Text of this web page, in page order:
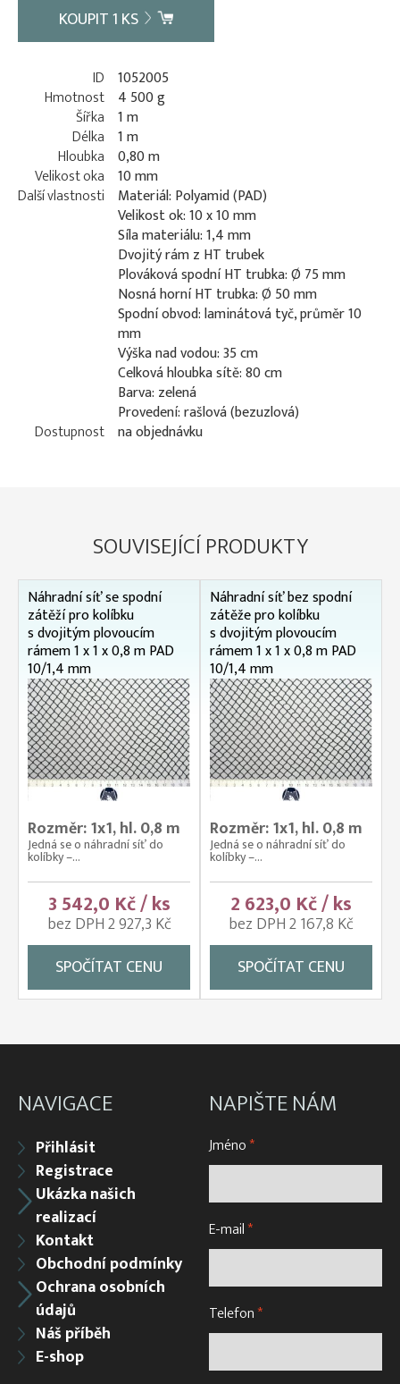
KOUPIT1 KS
ID 1052005
Hmotnost 4 500 g
Šířka 1 m
Délka 1 m
Hloubka 0,80 m
Velikost oka 10 mm
Další vlastnosti
Materiál: Polyamid (PAD)
Velikost ok: 10 x 10 mm
Síla materiálu: 1,4 mm
Dvojitý rám z HT trubek
Plováková spodní HT trubka: Ø 75 mm
Nosná horní HT trubka: Ø 50 mm
Spodní obvod: laminátová tyč, průměr 10
mm
Výška nad vodou: 35 cm
Celková hloubka sítě: 80 cm
Barva: zelená
Provedení: rašlová (bezuzlová)
Dostupnost na objednávku
SOUVISEJÍCÍ PRODUKTY
Náhradní síť se spodní
zátěží pro kolíbku
s dvojitým plovoucím
rámem 1 x 1 x 0,8 m PAD
10/1,4 mm
Rozměr: 1x1, hl. 0,8 m
Jedná se o náhradní síť do
kolíbky –...
3 542,0 Kč / ks
bez DPH 2 927,3 Kč
SPOČÍTAT CENU
Náhradní síť bez spodní
zátěže pro kolíbku
s dvojitým plovoucím
rámem 1 x 1 x 0,8 m PAD
10/1,4 mm
Rozměr: 1x1, hl. 0,8 m
Jedná se o náhradní síť do
kolíbky –...
2 623,0 Kč / ks
bez DPH 2 167,8 Kč
SPOČÍTAT CENU
NAVIGACE
Přihlásit
Registrace
Ukázka našich
realizací
Kontakt
Obchodní podmínky
Ochrana osobních
údajů
Náš příběh
E-shop
NAPIŠTE NÁM
Jméno*
E-mail*
Telefon*